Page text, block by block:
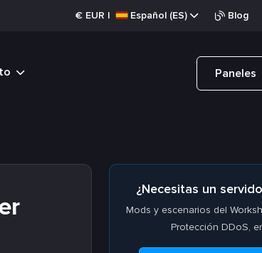
€ EUR | Español (ES) Blog
Paneles
¿Necesitas un
Mods y escenarios del
Protección DDoS,